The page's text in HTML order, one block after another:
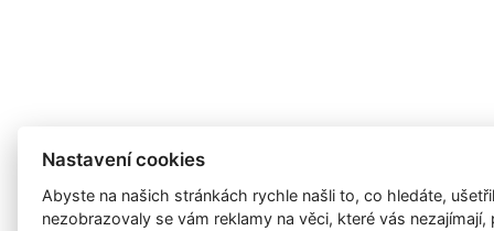
Nastavení cookies
Abyste na našich stránkách rychle našli to, co hledáte,
nezobrazovaly se vám reklamy na věci, které vás